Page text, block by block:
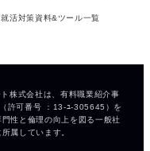
就活対策資料&ツール一覧